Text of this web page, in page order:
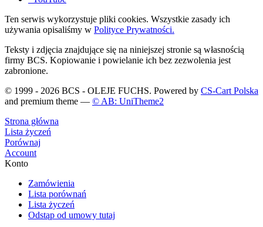
Ten serwis wykorzystuje pliki cookies. Wszystkie zasady ich
używania opisaliśmy w Polityce Prywatności.
Teksty i zdjęcia znajdujące się na niniejszej stronie są własnością
firmy BCS. Kopiowanie i powielanie ich bez zezwolenia jest
zabronione.
© 1999 - 2026 BCS - OLEJE FUCHS. Powered by CS-Cart Polska
and premium theme — © AB: UniTheme2
Strona główna
Lista życzeń
Porównaj
Account
Konto
Zamówienia
Lista porównań
Lista życzeń
Odstąp od umowy tutaj